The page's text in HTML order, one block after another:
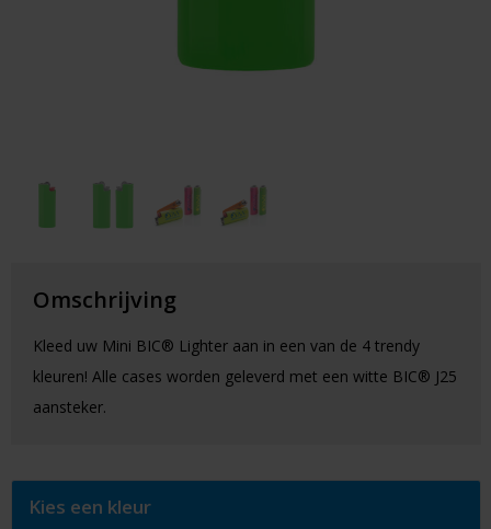
Omschrijving
Kleed uw Mini BIC® Lighter aan in een van de 4 trendy
kleuren! Alle cases worden geleverd met een witte BIC® J25
aansteker.
Kies een kleur